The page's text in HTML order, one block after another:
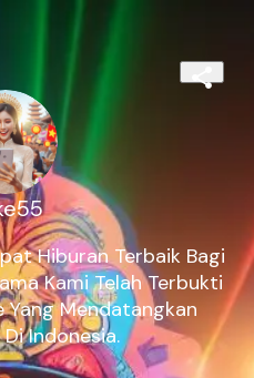
Hiburan Terbaik Bagi
Kami Telah Terbukti
Yang Mendatangkan